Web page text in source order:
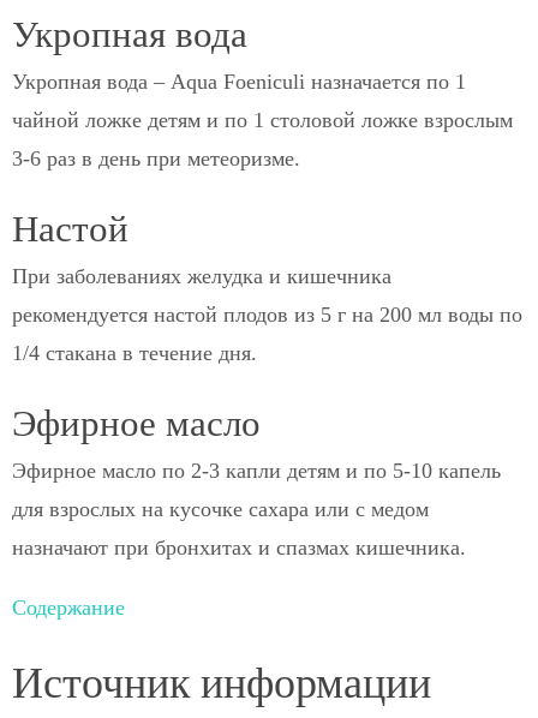
Укропная вода
Укропная вода – Aqua Foeniculi назначается по 1
чайной ложке детям и по 1 столовой ложке взрослым
3-6 раз в день при метеоризме.
Настой
При заболеваниях желудка и кишечника
рекомендуется настой плодов из 5 г на 200 мл воды по
1/4 стакана в течение дня.
Эфирное масло
Эфирное масло по 2-3 капли детям и по 5-10 капель
для взрослых на кусочке сахара или с медом
назначают при бронхитах и спазмах кишечника.
Содержание
Источник информации